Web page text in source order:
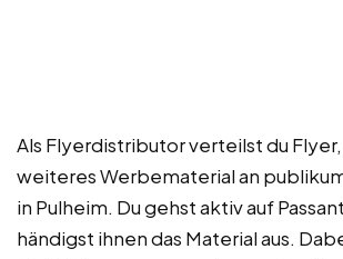
Als Flyerdistributor verteilst du
weiteres Werbematerial an
in Pulheim. Du gehst aktiv auf
händigst ihnen das Material aus.